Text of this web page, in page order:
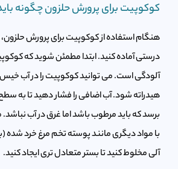
کوکوپیت برای پرورش حلزون چگونه
هنگام استفاده از کوکوپیت برای پرورش
درستی آماده کنید. ابتدا مطمئن شوید که
آلودگی است. می توانید کوکوپیت را در آب
هیدراته شود. آب اضافی را فشار دهید تا به
برسد که باید مرطوب باشد اما غرق در آب نباشد.
با مواد دیگری مانند پوسته تخم مرغ خرد شده
آلی مخلوط کنید تا بستر متعادل تری ایجاد کنید.